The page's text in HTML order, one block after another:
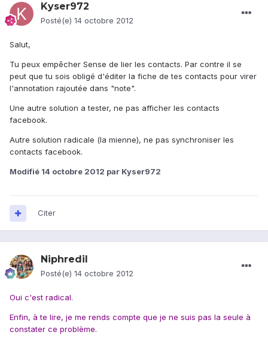
Kyser972
Posté(e) 14 octobre 2012
Salut,
Tu peux empêcher Sense de lier les contacts. Par contre il se
peut que tu sois obligé d'éditer la fiche de tes contacts pour virer
l'annotation rajoutée dans "note".
Une autre solution a tester, ne pas afficher les contacts
facebook.
Autre solution radicale (la mienne), ne pas synchroniser les
contacts facebook.
Modifié 14 octobre 2012 par Kyser972
Citer
Niphredil
Posté(e) 14 octobre 2012
Oui c'est radical.
Enfin, à te lire, je me rends compte que je ne suis pas la seule à
constater ce problème.